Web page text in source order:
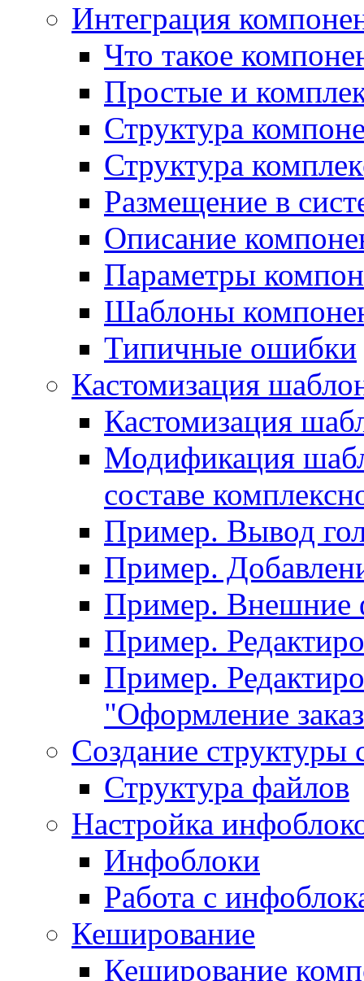
Интеграция
Что такое
Простые и
Структура
Структура
Размещение в
Описание
Параметры
Шаблоны
Типичные ошибки
Кастомизация
Кастомизация
Модификация
составе
Пример. Вывод
Пример.
Пример. Внешние
Пример.
Пример.
"Оформление
Создание структуры
Структура файлов
Настройка
Инфоблоки
Работа с
Кеширование
Кеширование